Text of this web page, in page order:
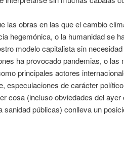
las obras en las que el cambio
hegemónica, o la humanidad se
modelo capitalista sin
ha provocado pandemias, o las
principales actores
especulaciones de carácter
cosa (incluso obviedades del
sanidad públicas) conlleva un